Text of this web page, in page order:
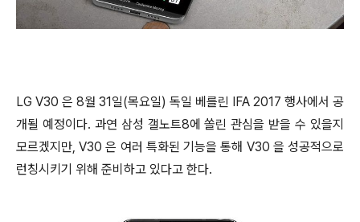
LG V30 은 8월 31일(목요일) 독일 베를린 IFA 2017 행사에서 공
개될 예정이다. 과연 삼성 갤노트8에 쏠린 관심을 받을 수 있을지
모르겠지만, V30 은 여러 특화된 기능을 통해 V30 을 성공적으로
런칭시키기 위해 준비하고 있다고 한다.